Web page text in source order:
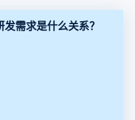
需求是什么关系？